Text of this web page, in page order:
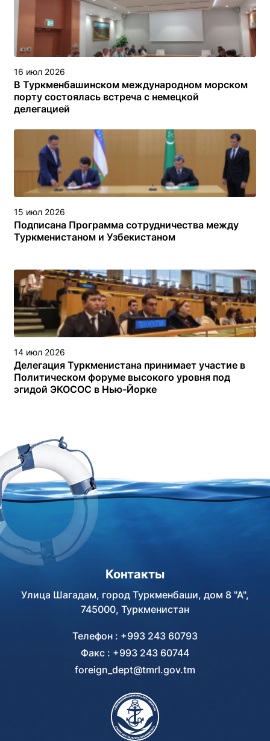
16 июл 2026
В Туркменбашинском международном морском
порту состоялась встреча с немецкой
делегацией
15 июл 2026
Подписана Программа сотрудничества между
Туркменистаном и Узбекистаном
14 июл 2026
Делегация Туркменистана принимает участие в
Политическом форуме высокого уровня под
эгидой ЭКОСОС в Нью-Йорке
Контакты
Улица Шагадам, город Туркменбаши, дом 8 "А",
745000, Туркменистан
Телефон : +993 243 60793
Факс : +993 243 60744
foreign_dept@tmrl.gov.tm